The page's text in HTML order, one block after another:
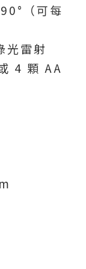
（可每
雷射
4 顆 AA